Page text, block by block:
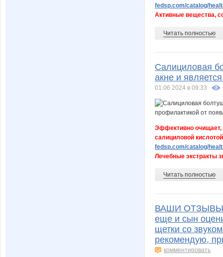
fedsp.com/catalog/
Активные вещества,
Читать полностью
Салициловая
акне и
01.06.2024 в 09:33
Эффективно очищает,
салициловой
fedsp.com/catalog/
Лечебные экстракты
Читать полностью
ВАШИ ОТЗЫВЫ!
еще и сын
щетки со
рекомендую,
комментировать